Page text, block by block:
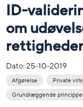
ID-
om
rettigheder
Dato:25-10-2019
Afgørelse Private
Grundlæggende